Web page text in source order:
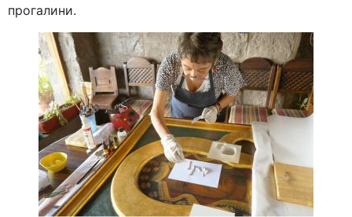
прогалини.